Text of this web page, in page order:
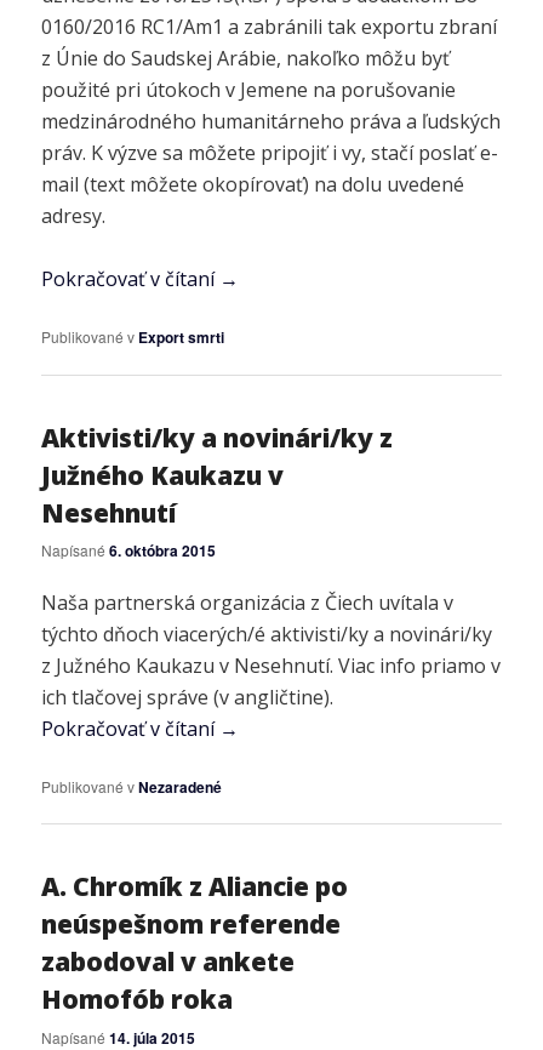
0160/2016 RC1/Am1 a zabránili tak exportu zbraní
z Únie do Saudskej Arábie, nakoľko môžu byť
použité pri útokoch v Jemene na porušovanie
medzinárodného humanitárneho práva a ľudských
práv. K výzve sa môžete pripojiť i vy, stačí poslať e-
mail (text môžete okopírovať) na dolu uvedené
adresy.
Pokračovať v čítaní →
Publikované v Export smrti
Aktivisti/ky a novinári/ky z
Južného Kaukazu v
Nesehnutí
Napísané6. októbra 2015
Naša partnerská organizácia z Čiech uvítala v
týchto dňoch viacerých/é aktivisti/ky a novinári/ky
z Južného Kaukazu v Nesehnutí. Viac info priamo v
ich tlačovej správe (v angličtine).
Pokračovať v čítaní →
Publikované vNezaradené
A. Chromík z Aliancie po
neúspešnom referende
zabodoval v ankete
Homofób roka
Napísané14. júla 2015